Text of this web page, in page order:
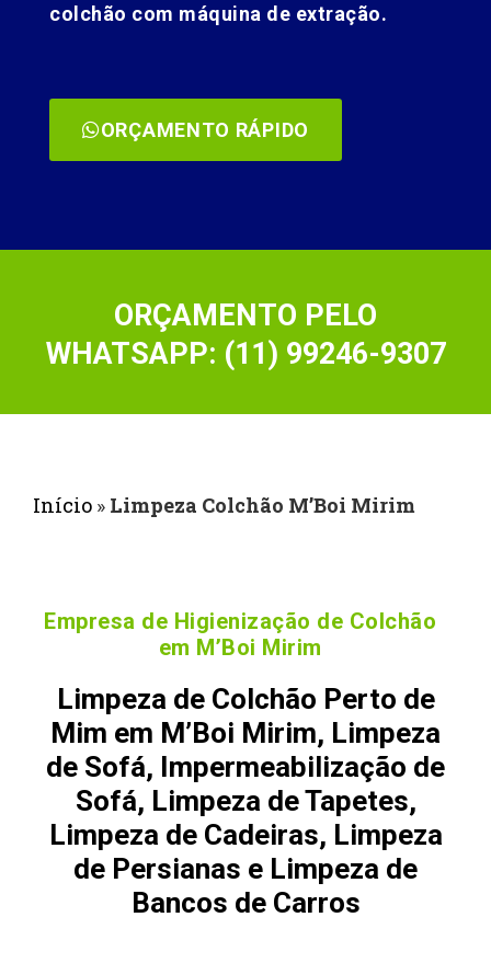
colchão com máquina de extração.
ORÇAMENTO RÁPIDO
ORÇAMENTO PELO
WHATSAPP: (11) 99246-9307
Início » Limpeza Colchão M’Boi Mirim
Empresa de Higienização de Colchão
em M’Boi Mirim
Limpeza de Colchão Perto de
Mim em M’Boi Mirim, Limpeza
de Sofá, Impermeabilização de
Sofá, Limpeza de Tapetes,
Limpeza de Cadeiras, Limpeza
de Persianas e Limpeza de
Bancos de Carros